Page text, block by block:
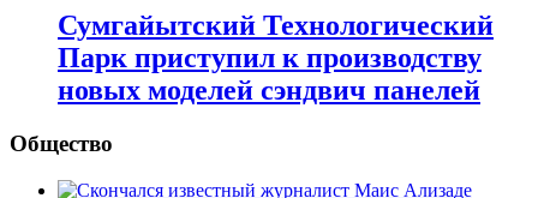
Сумгайытский Технологический
Парк приступил к производству
новых моделей сэндвич панелей
Общество